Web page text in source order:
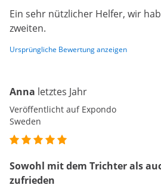
Ein sehr nützlicher Helfer, wir
zweiten.
Ursprüngliche Bewertung anzeigen
Anna letztes Jahr
Veröffentlicht auf Expondo
Sweden
Sowohl mit dem Trichter als
zufrieden